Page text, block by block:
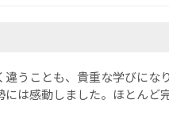
違うことも、貴重な学びに
には感動しました。ほとん